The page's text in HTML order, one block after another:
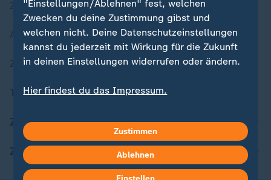
Zuletzt veröffentlicht
Aktuelle Sendungs-Videos
ZDFheute Stories
Themen im Überblick
ZDFheute Update
ZDFheute Apps
"Einstellungen/Ablehnen" fest, welchen
Zwecken du deine Zustimmung gibst und
welchen nicht. Deine Datenschutzeinstellungen
kannst du jederzeit mit Wirkung für die Zukunft
in deinen Einstellungen widerrufen oder ändern.
Hier findest du das Impressum.
Datenschutzerklärung.
Zustimmen
Ablehnen